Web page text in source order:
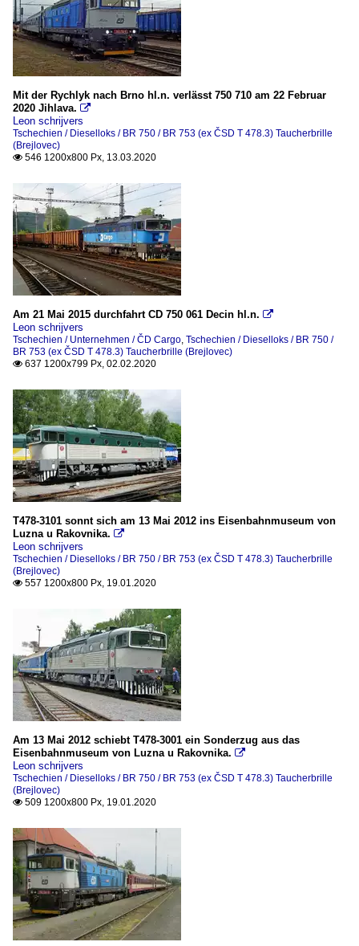
Mit der Rychlyk nach Brno hl.n. verlässt 750 710 am 22 Februar
2020 Jihlava. 
Leon schrijvers
Tschechien / Dieselloks / BR 750 / BR 753 (ex ČSD T 478.3) Taucherbrille
(Brejlovec)
 546 1200x800 Px, 13.03.2020
Am 21 Mai 2015 durchfahrt CD 750 061 Decin hl.n. 
Leon schrijvers
Tschechien / Unternehmen / ČD Cargo, Tschechien / Dieselloks / BR 750 /
BR 753 (ex ČSD T 478.3) Taucherbrille (Brejlovec)
 637 1200x799 Px, 02.02.2020
T478-3101 sonnt sich am 13 Mai 2012 ins Eisenbahnmuseum von
Luzna u Rakovnika. 
Leon schrijvers
Tschechien / Dieselloks / BR 750 / BR 753 (ex ČSD T 478.3) Taucherbrille
(Brejlovec)
 557 1200x800 Px, 19.01.2020
Am 13 Mai 2012 schiebt T478-3001 ein Sonderzug aus das
Eisenbahnmuseum von Luzna u Rakovnika. 
Leon schrijvers
Tschechien / Dieselloks / BR 750 / BR 753 (ex ČSD T 478.3) Taucherbrille
(Brejlovec)
 509 1200x800 Px, 19.01.2020